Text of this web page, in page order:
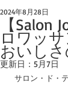
【Salon
ロワッ
おいし
2024年8月28日
更新日： 5月7日
サロン・ド・